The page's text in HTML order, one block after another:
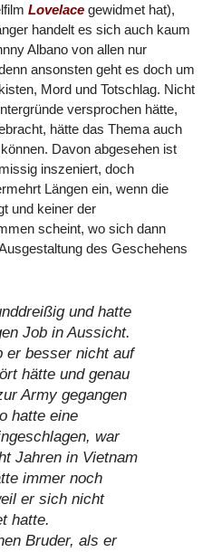
Lovelacegewidmet hat),
handelt es sich auch kaum
Albano von allen nur
ansonsten geht es doch um
Mord und Totschlag. Nicht
versprochen hätte,
hätte das Thema auch
Davon abgesehen ist
inszeniert, doch
Längen ein, wenn die
und keiner der
scheint, wo sich dann
des Geschehens
und hatte
Job in Aussicht.
er besser nicht auf
hätte und genau
Army gegangen
hatte eine
war
Jahren in Vietnam
immer noch
er sich nicht
hatte.
Bruder, als er